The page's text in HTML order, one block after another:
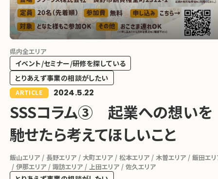
県内全エリア
イベント/セミナー/研修を探している
とりあえず事業の相談がしたい
ARTICLE 2024.5.22
SSSコラム③ 起業への想いを
馳せたら考えてほしいこと
飯山エリア 長野エリア 大町エリア 松本エリア 木曽エリア
飯田エリ
伊那エリア
諏訪エリア 上田エリア 佐久エリア